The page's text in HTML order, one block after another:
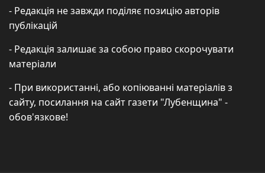
- Редакція не завжди поділяє позицію авторів
публікацій
- Редакція залишає за собою право скорочувати
матеріали
- При використанні, або копіюванні матеріалів з
сайту, посилання на сайт газети "Лубенщина" -
обов'язкове!